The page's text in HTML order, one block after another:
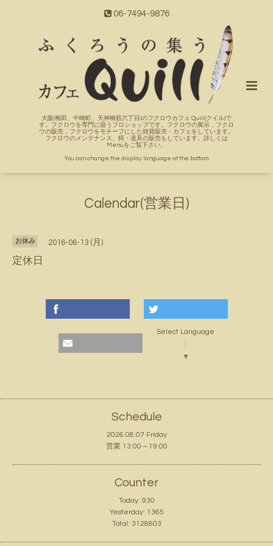
06-7494-9876
大阪(梅田、中崎町、天神橋筋六丁目)のフクロウカフェ Quill(クイル)で
す。フクロウを専門に扱うプロショップです。フクロウの展示，フクロ
ウの販売，フクロウをモチーフにした雑貨販売・カフェをしています。
フクロウのメンテナンス、餌・道具の販売もしています。詳しくは
Menuをご覧下さい。
You can change the display language at the bottom.
Calendar(営業日)
お休み 2016-06-13 (月)
定休日
Select Language
▼
Schedule
2026.08.07 Friday
営業 13:00～19:00
Counter
Today: 930
Yesterday: 1365
Total: 3128803